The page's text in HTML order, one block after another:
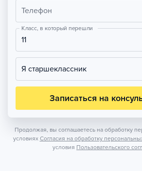
Телефон
Класс, в который перешли
11
Я старшеклассник
Записаться на
Продолжая, вы соглашаетесь на обработку
условиях Согласия на обработку
условия Пользовательского